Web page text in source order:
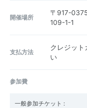
開催場所
〒917-
109-1-1
支払方法
クレジッ
い
参加費
一般参加チケット :